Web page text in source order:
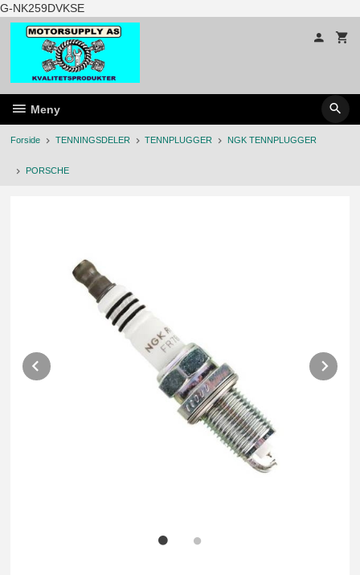
G-NK259DVKSEGå
til
innholdet
Meny
Forside TENNINGSDELER TENNPLUGGER NGK TENNPLUGGER
PORSCHE
Prev